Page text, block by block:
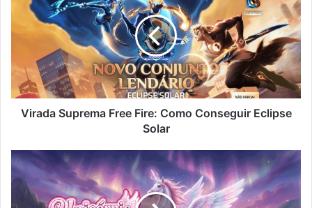
Free
Conseguir
Eclipse
Solar
Virada Suprema Free Fire: Como Conseguir Eclipse
Solar
Bazar
do
Drop